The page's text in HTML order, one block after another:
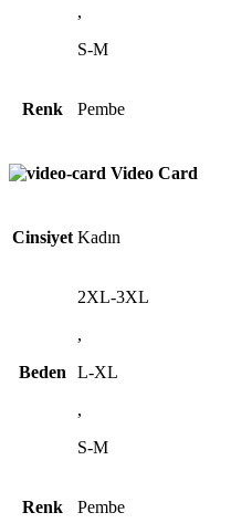
,
S-M
Renk Pembe
Video Card
Cinsiyet Kadın
Beden
2XL-3XL
,
L-XL
,
S-M
Renk Pembe